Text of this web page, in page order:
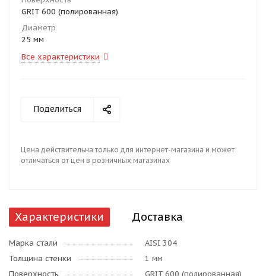
GRIT 600 (полированная)
Диаметр
25 мм
Все характеристики
Поделиться
Цена действительна только для интернет-магазина и может
отличаться от цен в розничных магазинах
Характеристики Доставка
Марка стали
AISI 304
Толщина стенки
1 мм
Поверхность
GRIT 600 (полированная)